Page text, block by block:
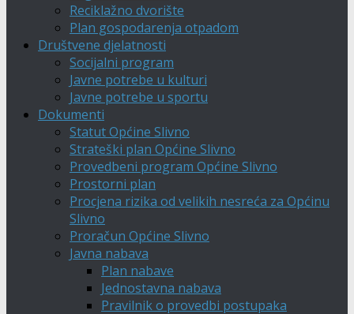
Reciklažno dvorište
Plan gospodarenja otpadom
Društvene djelatnosti
Socijalni program
Javne potrebe u kulturi
Javne potrebe u sportu
Dokumenti
Statut Općine Slivno
Strateški plan Općine Slivno
Provedbeni program Općine Slivno
Prostorni plan
Procjena rizika od velikih nesreća za Općinu
Slivno
Proračun Općine Slivno
Javna nabava
Plan nabave
Jednostavna nabava
Pravilnik o provedbi postupaka